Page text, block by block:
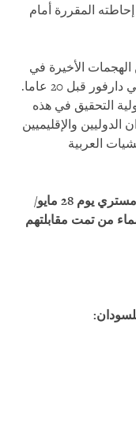
المقررة أمام
الأخيرة في
غرب دارفور الرعب، والدمار، واليأس في دارفور قبل 20 عاما.
التحقيق في هذه
الدوليين والإقليميين
العربية
لمزيد من التفاصيل حول الانتهاكات في مستري يوم 28 مايو/
أسماء من تمت مقابلتهم